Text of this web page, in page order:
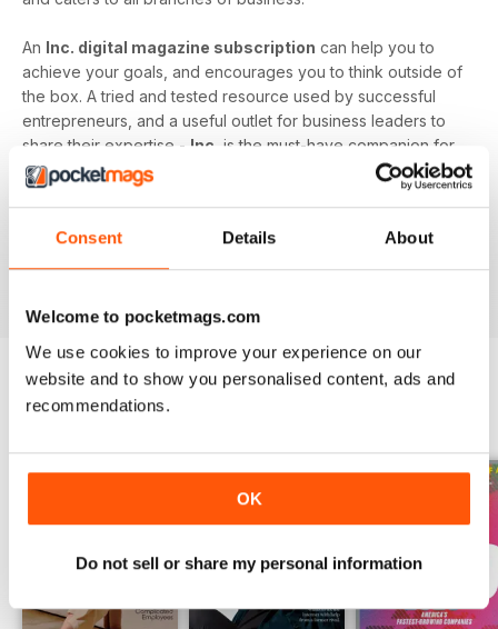
Consent Details About
Welcome to pocketmags.com
We use cookies to improve your experience on our
website and to show you personalised content, ads and
recommendations.
OK
Do not sell or share my personal information
An Inc. digital magazine subscription can help you to
achieve your goals, and encourages you to think outside of
the box. A tried and tested resource used by successful
entrepreneurs, and a useful outlet for business leaders to
share their expertise - Inc. is the must-have companion for
those looking to expand their business acumen and
broaden their professional horizons.
Increase your business knowledge, and enhance your
entrepreneurial endeavours by downloading the latest
EDIZIONI INDIETRO